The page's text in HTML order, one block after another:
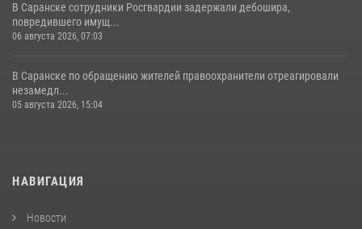
В Саранске сотрудники Росгвардии задержали дебошира,
повредившего имущ...
06 августа 2026, 07:03
В Саранске по обращению жителей правоохранители отреагировали
незамедл...
05 августа 2026, 15:04
НАВИГАЦИЯ
Новости